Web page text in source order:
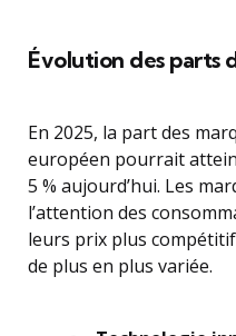
Évolution des parts
En 2025, la part des
européen pourrait
5 % aujourd’hui. Les
l’attention des
leurs prix plus
de plus en plus variée.